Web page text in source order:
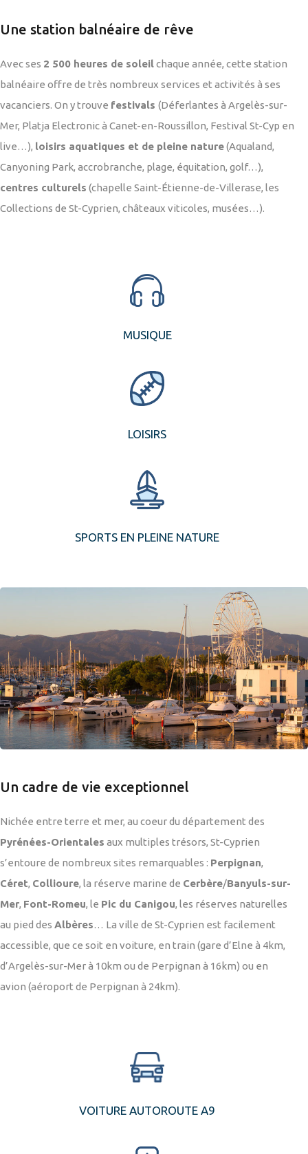
Une station balnéaire de rêve
Avec ses 2 500 heures de soleilchaque année, cette station
balnéaire offre de très nombreux services et activités à ses
vacanciers. On y trouve festivals (Déferlantes à Argelès-sur-
Mer, Platja Electronic à Canet-en-Roussillon, Festival St-Cyp en
live…), loisirs aquatiques et de pleine nature(Aqualand,
Canyoning Park, accrobranche, plage, équitation, golf…),
centres culturels (chapelle Saint-Étienne-de-Villerase, les
Collections de St-Cyprien, châteaux viticoles, musées…).
MUSIQUE
LOISIRS
SPORTS EN PLEINE NATURE
Un cadre de vie exceptionnel
Nichée entre terre et mer, au coeur du département des
Pyrénées-Orientales aux multiples trésors, St-Cyprien
s’entoure de nombreux sites remarquables : Perpignan,
Céret, Collioure, la réserve marine de Cerbère/Banyuls-sur-
Mer, Font-Romeu, le Pic du Canigou, les réserves naturelles
au pied des Albères… La ville de St-Cyprien est facilement
accessible, que ce soit en voiture, en train (gare d’Elne à 4km,
d’Argelès-sur-Mer à 10km ou de Perpignan à 16km) ou en
avion (aéroport de Perpignan à 24km).
VOITURE AUTOROUTE A9